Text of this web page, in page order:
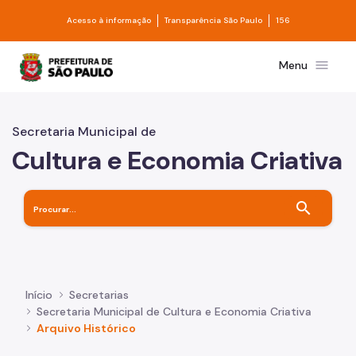
Pular para o Conteúdo principal
Acesso à informação Divisor de acesso à informação
Transparência São Paulo Divisor de
156
Prefeitura de São Paulo
Menu menu
Secretaria Municipal de
Cultura e Economia Criativa
search
Início
Secretarias
Secretaria Municipal de Cultura e Economia Criativa
Arquivo Histórico